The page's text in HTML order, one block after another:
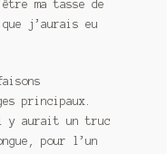
ma tasse de
j’aurais eu
principaux.
y aurait un truc
pour l’un